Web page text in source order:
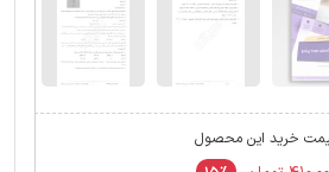
خرید این محصول